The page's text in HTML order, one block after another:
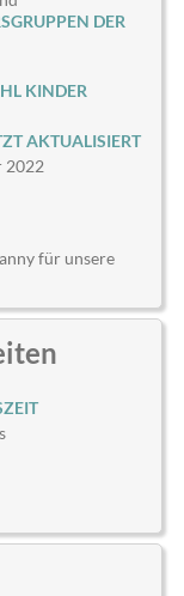
DER
KINDER
AKTUALISIERT
2022
für unsere